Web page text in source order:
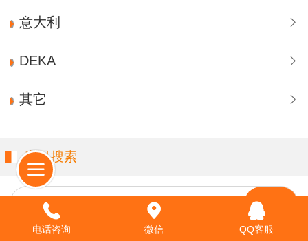
意大利
DEKA
其它
产品搜索
请输入关键字…
电话咨询 微信 QQ客服